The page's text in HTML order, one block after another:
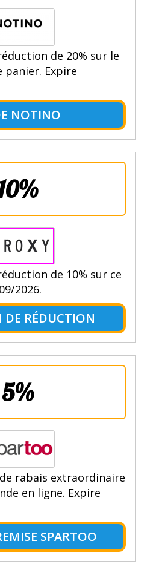
de 20% sur le
Expire
NOTINO
de 10% sur ce
2026.
DE RÉDUCTION
5%
rabais extraordinaire
en ligne. Expire
SPARTOO